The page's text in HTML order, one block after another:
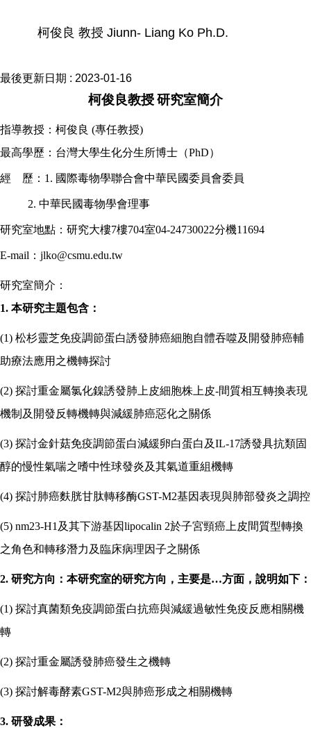
柯俊良 教授 Jiunn- Liang Ko Ph.D.
最後更新日期 : 2023-01-16
柯俊良教授研究室簡介
指導教授：柯俊良 (專任教授)
最高學歷： 台灣大學生化分生所博士 （PhD）
經 歷： 1. 國際毒物學聯合會中華民國委員會委員
2. 中華民國毒物學會理事
研究室地點：研究大樓7樓704室04-24730022分機11694
E-mail ： jlko@csmu.edu.tw
研究室簡介：
1. 本研究主題包含：
(1) 松杉靈芝免疫調節蛋白誘發肺癌細胞自體吞噬及開發肺癌輔
助療法應用之機轉探討
(2) 探討重金屬氯化鎳誘發肺上皮細胞株上皮-間質相互轉換表現
機制及開發反轉機轉與減緩肺癌惡化之關係
(3) 探討金針菇免疫調節蛋白減緩卵白蛋白及IL-17誘發具抗類固
醇的慢性氣喘之嗜中性球發炎及其氣道重組機轉
(4) 探討肺癌麩胱甘肽轉移酶GST-M2基因表現與肺部發炎之調控
(5) nm23-H1 及其下游基因lipocalin 2於子宮頸癌上皮間質型轉換
之角色和轉移潛力及臨床病理因子之關係
2. 研究方向：本研究室的研究方向，主要是…方面，說明如下：
(1) 探討真菌類免疫調節蛋白抗癌與減緩過敏性免疫反應相關機
轉
(2) 探討重金屬誘發肺癌發生之機轉
(3) 探討解毒酵素GST-M2與肺癌形成之相關機轉
3. 研發成果：